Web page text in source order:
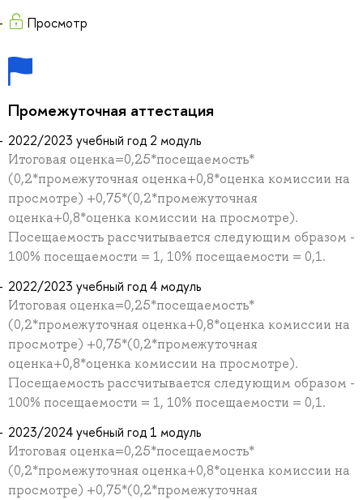
Просмотр
Промежуточная аттестация
2022/2023 учебный год 2 модуль
Итоговая оценка=0,25*посещаемость*
(0,2*промежуточная оценка+0,8*оценка комиссии на
просмотре) +0,75*(0,2*промежуточная
оценка+0,8*оценка комиссии на просмотре).
Посещаемость рассчитывается следующим образом -
100% посещаемости = 1, 10% посещаемости = 0,1.
2022/2023 учебный год 4 модуль
Итоговая оценка=0,25*посещаемость*
(0,2*промежуточная оценка+0,8*оценка комиссии на
просмотре) +0,75*(0,2*промежуточная
оценка+0,8*оценка комиссии на просмотре).
Посещаемость рассчитывается следующим образом -
100% посещаемости = 1, 10% посещаемости = 0,1.
2023/2024 учебный год 1 модуль
Итоговая оценка=0,25*посещаемость*
(0,2*промежуточная оценка+0,8*оценка комиссии на
просмотре) +0,75*(0,2*промежуточная